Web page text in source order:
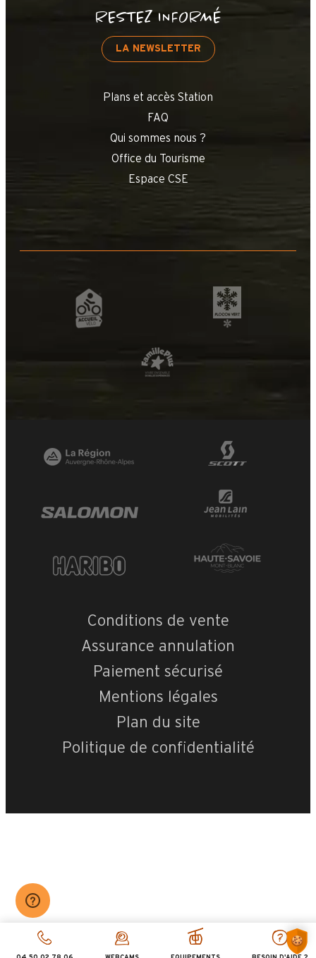
RESTEZ INFORMÉ
LA NEWSLETTER
Plans et accès Station
FAQ
Qui sommes nous ?
Office du Tourisme
Espace CSE
Conditions de vente
Assurance annulation
Paiement sécurisé
Mentions légales
Plan du site
Politique de confidentialité